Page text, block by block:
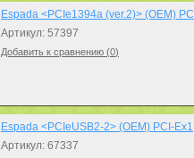
Espada <PCIe1394a (ver.2)> (OEM)
Артикул: 57397
Добавить к сравнению (0)
Espada <PCIeUSB2-2> (OEM) PCI-
Артикул: 67337